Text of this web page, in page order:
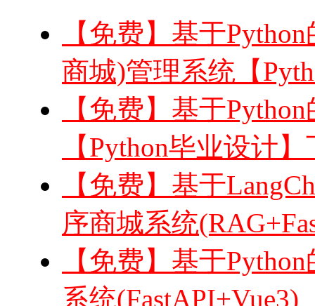
【免费】基于
商城)管理系统【
【免费】基于
【Python毕业设计
【免费】基于
序商城系统
【免费】基于
系统(FastAPI+Vue3)